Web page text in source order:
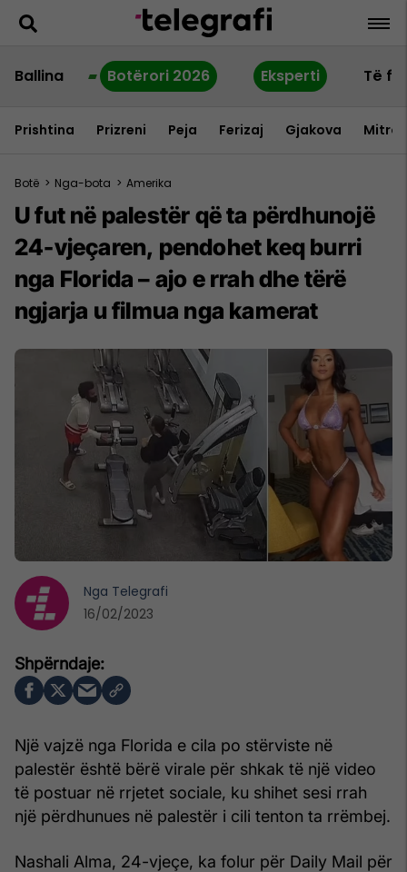
Ballina Botërori 2026 Eksperti Të
Prishtina Prizreni Peja Ferizaj Gjakova
Botë > Nga-bota > Amerika
U fut në palestër që ta përdhunojë
24-vjeçaren, pendohet keq burri
nga Florida – ajo e rrah dhe tërë
ngjarja u filmua nga kamerat
Një vajzë nga Florida e cila po stërviste në
palestër është bërë virale për shkak të një video
të postuar në rrjetet sociale, ku shihet sesi rrah
një përdhunues në palestër i cili tenton ta rrëmbej.
Nashali Alma, 24-vjeçe, ka folur për Daily Mail për
Nga Telegrafi
16/02/2023